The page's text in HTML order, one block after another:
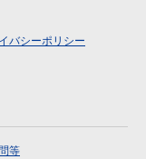
バシーポリシー
等